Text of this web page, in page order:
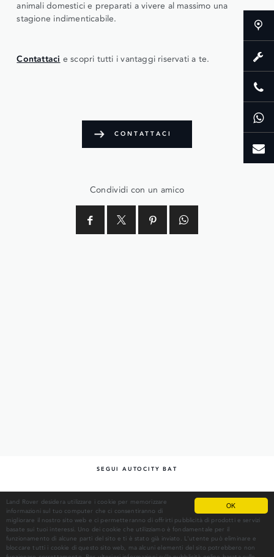
OK
Land Rover desidera utilizzare i cookie per memorizzare
informazioni sul tuo computer che ci consentiranno di
migliorare il nostro sito web e ci permetteranno di offrirti pubblicità di prodotti e servizi
basate sui tuoi interessi. Uno dei cookie che utilizziamo è fondamentale per il
funzionamento di alcune parti del sito e ti è stato già inviato. L'utente può eliminare e
bloccare tutti i cookie di questo sito web, ma alcuni elementi del sito potrebbero non
animali domestici e preparati a vivere al massimo una
stagione indimenticabile.
Contattaci e scopri tutti i vantaggi riservati a te.
CONTATTACI
Condividi con un amico
SEGUIAUTOCITY BAT
AUTOCITY BAT Srl
Via Trani, 324 - 76121 Barletta (BT) - Tel. 0883 341911 - P. IVA 07476100727